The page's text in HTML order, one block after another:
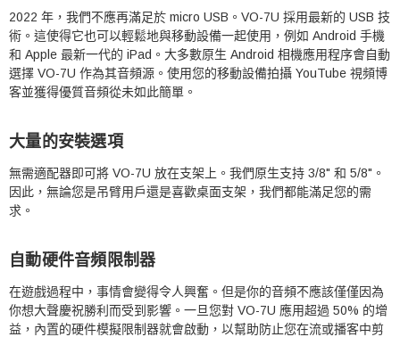
2022 年，我們不應再滿足於 micro USB。 VO-7U 採用最新的 USB 技
術。 這使得它也可以輕鬆地與移動設備一起使用，例如 Android 手機
和 Apple 最新一代的 iPad。 大多數原生 Android 相機應用程序會自動
選擇 VO-7U 作為其音頻源。 使用您的移動設備拍攝 YouTube 視頻博
客並獲得優質音頻從未如此簡單。
大量的安裝選項
無需適配器即可將 VO-7U 放在支架上。 我們原生支持 3/8" 和 5/8"。
因此，無論您是吊臂用戶還是喜歡桌面支架，我們都能滿足您的需
求。
自動硬件音頻限制器
在遊戲過程中，事情會變得令人興奮。 但是你的音頻不應該僅僅因為
你想大聲慶祝勝利而受到影響。 一旦您對 VO-7U 應用超過 50% 的增
益，內置的硬件模擬限制器就會啟動，以幫助防止您在流或播客中剪